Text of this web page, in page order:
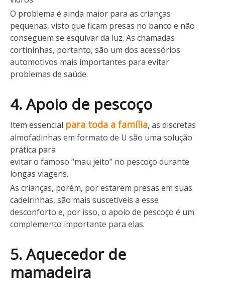
O problema é ainda maior para as crianças
pequenas, visto que ficam presas no banco e não
conseguem se esquivar da luz. As chamadas
cortininhas, portanto, são um dos acessórios
automotivos mais importantes para evitar
problemas de saúde.
4. Apoio de pescoço
Item essencial para toda a família, as discretas
almofadinhas em formato de U são uma solução
prática para
evitar o famoso “mau jeito” no pescoço durante
longas viagens.
As crianças, porém, por estarem presas em suas
cadeirinhas, são mais suscetíveis a esse
desconforto e, por isso, o apoio de pescoço é um
complemento importante para elas.
5. Aquecedor de
mamadeira